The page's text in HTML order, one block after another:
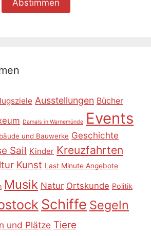
Ausstellungen Bücher
Damals in Warnemünde Events
und Bauwerke Geschichte
Sail Kinder Kreuzfahrten
Kunst Last Minute Angebote
Musik Natur Ortskunde Politik
Schiffe Segeln
und Plätze Tiere